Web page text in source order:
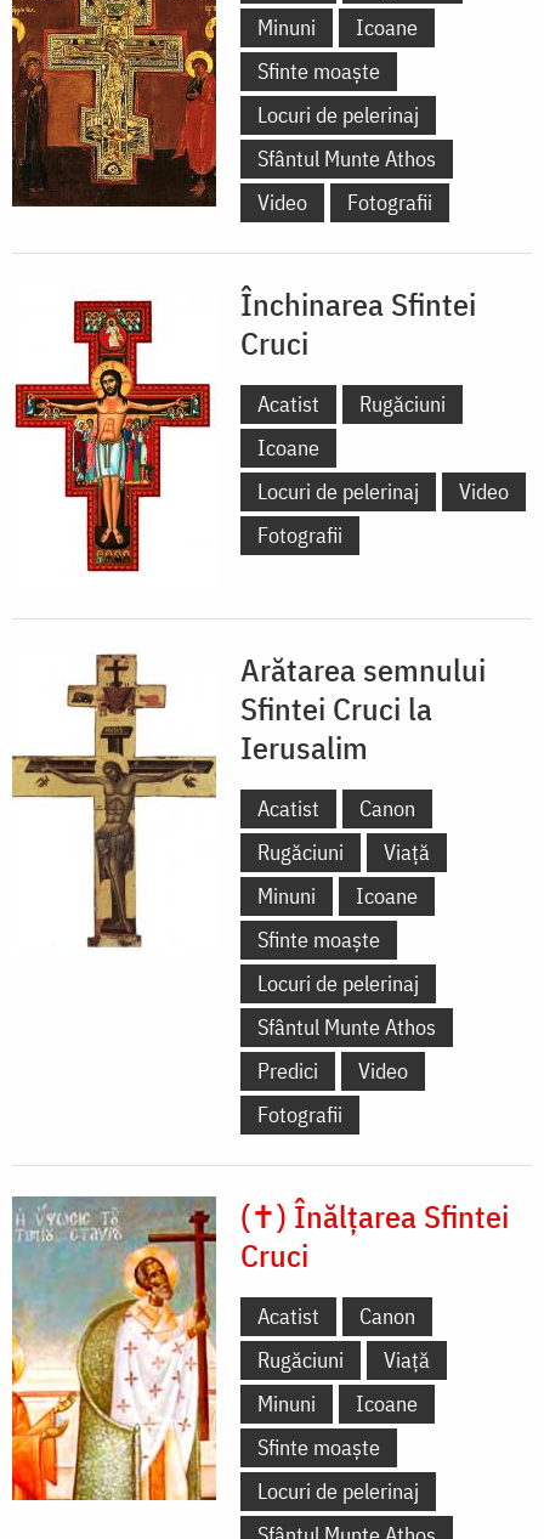
Minuni
Icoane
Sfinte moaște
Locuri de pelerinaj
Sfântul Munte Athos
Video
Fotografii
Închinarea Sfintei
Cruci
Acatist
Rugăciuni
Icoane
Locuri de pelerinaj
Video
Fotografii
Arătarea semnului
Sfintei Cruci la
Ierusalim
Acatist
Canon
Rugăciuni
Viață
Minuni
Icoane
Sfinte moaște
Locuri de pelerinaj
Sfântul Munte Athos
Predici
Video
Fotografii
(✝) Înălțarea Sfintei
Cruci
Acatist
Canon
Rugăciuni
Viață
Minuni
Icoane
Sfinte moaște
Locuri de pelerinaj